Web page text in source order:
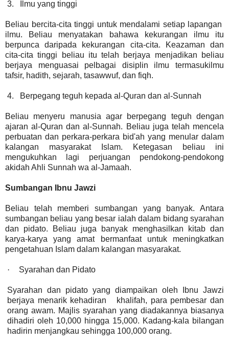
3. Ilmu yang tinggi
Beliau bercita-cita tinggi untuk mendalami setiap lapangan
ilmu. Beliau menyatakan bahawa kekurangan ilmu itu
berpunca daripada kekurangan cita-cita. Keazaman dan
cita-cita tinggi beliau itu telah berjaya menjadikan beliau
berjaya menguasai pelbagai disiplin ilmu termasukilmu
tafsir, hadith, sejarah, tasawwuf, dan fiqh.
4. Berpegang teguh kepada al-Quran dan al-Sunnah
Beliau menyeru manusia agar berpegang teguh dengan
ajaran al-Quran dan al-Sunnah. Beliau juga telah mencela
perbuatan dan perkara-perkara bid'ah yang menular dalam
kalangan masyarakat Islam. Ketegasan beliau ini
mengukuhkan lagi perjuangan pendokong-pendokong
akidah Ahli Sunnah wa al-Jamaah.
Sumbangan Ibnu Jawzi
Beliau telah memberi sumbangan yang banyak. Antara
sumbangan beliau yang besar ialah dalam bidang syarahan
dan pidato. Beliau juga banyak menghasilkan kitab dan
karya-karya yang amat bermanfaat untuk meningkatkan
pengetahuan Islam dalam kalangan masyarakat.
· Syarahan dan Pidato
Syarahan dan pidato yang diampaikan oleh Ibnu Jawzi
berjaya menarik kehadiran
khalifah, para pembesar dan
orang awam. Majlis syarahan yang diadakannya biasanya
dihadiri oleh 10,000 hingga 15,000. Kadang-kala bilangan
hadirin menjangkau sehingga 100,000 orang.